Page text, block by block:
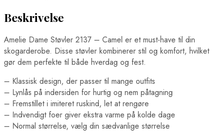
Beskrivelse
Amelie Dame Støvler 2137 – Camel er et must-have til din
skogarderobe. Disse støvler kombinerer stil og komfort, hvilket
gør dem perfekte til både hverdag og fest.
– Klassisk design, der passer til mange outfits
– Lynlås på indersiden for hurtig og nem påtagning
– Fremstillet i imiteret ruskind, let at rengøre
– Indvendigt foer giver ekstra varme på kolde dage
– Normal størrelse, vælg din sædvanlige størrelse